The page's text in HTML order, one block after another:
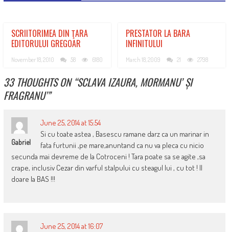
SCRIITORIMEA DIN ŢARA
EDITORULUI GREGOAR
November 18, 2010 58 6180
PRESTATOR LA BARA
INFINITULUI
March 18, 2009 21 2798
33 THOUGHTS ON “SCLAVA IZAURA, MORMANU’ ȘI
FRAGRANU’”
Gabriel
June 25, 2014 at 15:54
Si cu toate astea , Basescu ramane darz ca un marinar in
fata furtunii ,pe mare,anuntand ca nu va pleca cu nicio
secunda mai devreme de la Cotroceni ! Tara poate sa se agite ,sa
crape, inclusiv Cezar din varful stalpului cu steagul lui , cu tot ! Il
doare la BAS !!!
June 25, 2014 at 16:07